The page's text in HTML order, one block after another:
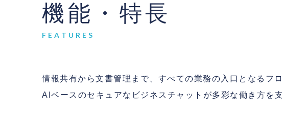
機能・特長
FEATURES
情報共有から文書管理まで、すべての業務の入口となるフ
AIベースのセキュアなビジネスチャットが多彩な働き方を支